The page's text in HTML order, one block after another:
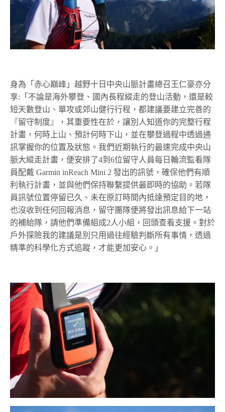
身為「赤心巔峰」越野十日中央山脈計畫總召王仁豪亦分
享:「不論是海外攀登、國內長程縱走的登山活動，還是較
短天數登山、單攻或郊山健行行程，都建議要建立完善的
『留守制度』，其重要性在於，讓別人知道你的完整行程
計畫，何時上山、預計何時下山，並在攀登過程中透過通
訊掌握你的位置及狀態。我們近期執行的最速完成中央山
脈大縱走計畫，便安排了4到6位留守人員每日輪流監看隊
員配戴 Garmin inReach Mini 2 發出的訊號，確保他們有順
利執行計畫，並與他們保持聯繫提供最即時的協助。若隊
員訊號位置停留已久、未在原訂時間內抵達預定目的地，
也沒收到任何回報消息，留守團隊便將發出訊息給下一站
的補給隊，請他們準備組成2人小組，回頭查看支援。對於
戶外探險我的建議是別只用過往經驗判斷所有事情，透過
精準的科學化方式追蹤，才能更加安心。」